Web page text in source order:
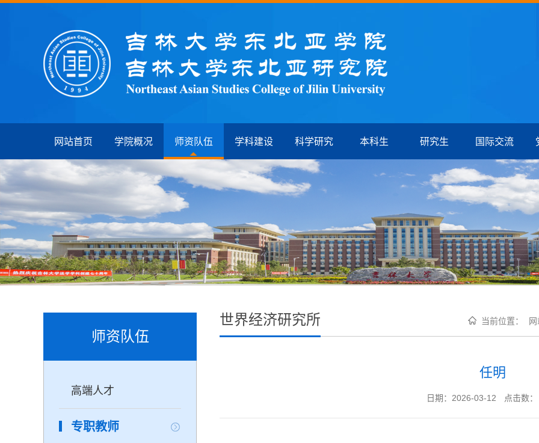
网站首页 学院概况 师资队伍 学科建设 科学研究 本科生 研究生 国际交流
师资队伍
高端人才
专职教师
世界经济研究所 当前位置：
任明
日期：2026-03-12 点击数：